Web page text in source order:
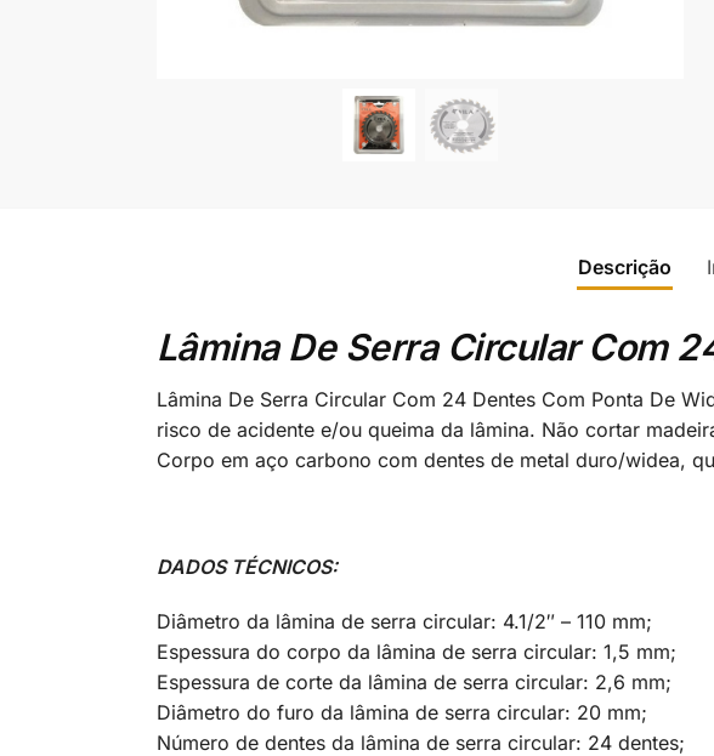
Descrição
Lâmina De Serra Circular Com
Lâmina De Serra Circular Com 24 Dentes Com Ponta De
risco de acidente e/ou queima da lâmina. Não cortar
Corpo em aço carbono com dentes de metal duro/widea,
DADOS TÉCNICOS:
Diâmetro da lâmina de serra circular: 4.1/2″ – 110 mm;
Espessura do corpo da lâmina de serra circular: 1,5 mm;
Espessura de corte da lâmina de serra circular: 2,6 mm;
Diâmetro do furo da lâmina de serra circular: 20 mm;
Número de dentes da lâmina de serra circular: 24 dentes;